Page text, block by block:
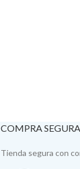
COMPRA SEGURA
Tienda segura con